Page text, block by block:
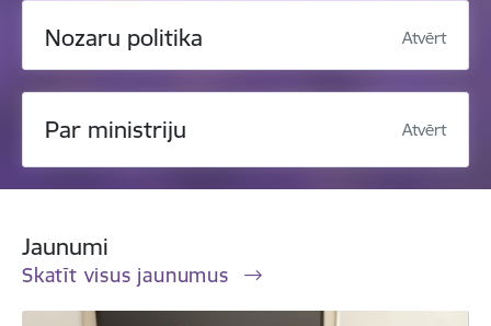
Nozaru politika Atvērt
Par ministriju Atvērt
Jaunumi
Skatīt visus jaunumus